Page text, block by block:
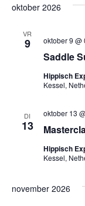
oktober 2026
VR
9
Saddle
oktober 9 @
Hippisch
Kessel,
DI
13
oktober 13
Hippisch
Kessel,
november 2026